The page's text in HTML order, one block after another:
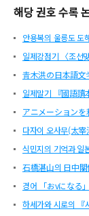
해당 권호 수록
안용복의 울릉도 도
일제강점기 〈조선
青木洪の日本語文
일제말기 『國語讀
アニメーション
다자이 오사무(太
식민지의 기억과 일
石橋湛山의 日中
경어 「おvになる
하세가와 시로의 『